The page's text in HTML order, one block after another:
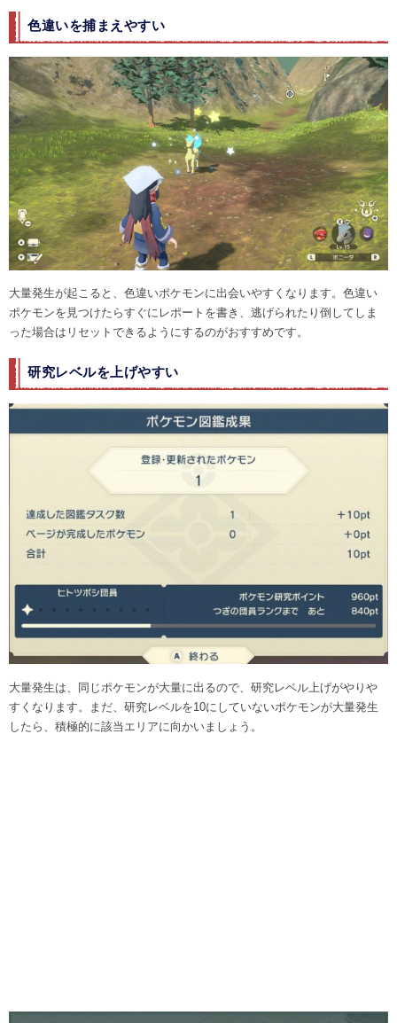
色違いを捕まえやすい
大量発生が起こると、色違いポケモンに出会いやすくなります。色違い
ポケモンを見つけたらすぐにレポートを書き、逃げられたり倒してしま
った場合はリセットできるようにするのがおすすめです。
研究レベルを上げやすい
大量発生は、同じポケモンが大量に出るので、研究レベル上げがやりや
すくなります。まだ、研究レベルを10にしていないポケモンが大量発生
したら、積極的に該当エリアに向かいましょう。